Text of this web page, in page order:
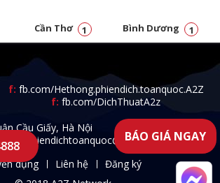
Cần Thơ 1 Bình Dương 1
f: fb.com/Hethong.phiendich.toanquoc.A2Z
f: fb.com/DichThuatA2z
Cầu Giấy, Hà Nội
a2zphiendichtoanquoc@gmail.com
dụng
Liên hệ
Đăng ký
BÁO GIÁ NGAY